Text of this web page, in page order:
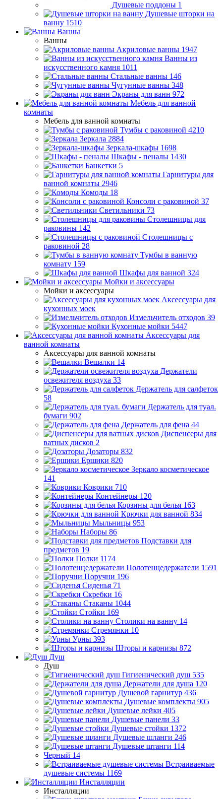
Душевые поддоны 1
Душевые шторки на
ванну 1510
Ванны
Ванны
Акриловые ванны 1947
Ванны из
искусственного камня 1011
Стальные ванны 146
Чугунные ванны 348
Экраны для ванн 972
Мебель для ванной
комнаты
Мебель для ванной комнаты
Тумбы с раковиной 4210
Зеркала 2884
Зеркала-шкафы 1698
Шкафы - пеналы 1430
Банкетки 5
Гарнитуры для
ванной комнаты 2946
Комоды 18
Консоли с раковиной 37
Светильники 73
Столешницы для
раковины 142
Столешницы с
раковиной 28
Тумбы в ванную
комнату 159
Шкафы для ванной 324
Мойки и аксессуары
Мойки и аксессуары
Аксессуары для
кухонных моек
Измельчитель отходов 39
Кухонные мойки 5447
Аксессуары для
ванной комнаты
Аксессуары для ванной комнаты
Вешалки 14
Держатели
освежителя воздуха 33
Держатель для салфеток
58
Держатель для туал.
бумаги 902
Держатель для фена 44
Диспенсеры для
ватных дисков 2
Дозаторы 832
Ершики 820
Зеркало косметическое
141
Коврики 710
Контейнеры 120
Корзины для белья 163
Крючки для ванной 834
Мыльницы 953
Наборы 86
Подставки для
предметов 19
Полки 1174
Полотенцедержатели 1591
Поручни 196
Сиденья 71
Скребки 16
Стаканы 1044
Стойки 169
Столики на ванну 14
Стремянки 10
Урны 393
Шторы и карнизы 872
Душ
Душ
Гигиенический душ 535
Держатели для душа 120
Душевой гарнитур 436
Душевые комплекты 905
Душевые лейки 405
Душевые панели 33
Душевые стойки 1372
Душевые шланги 246
Душевые штанги 114
Черный 14
Встраиваемые
душевые системы 1169
Инсталляции
Инсталляции